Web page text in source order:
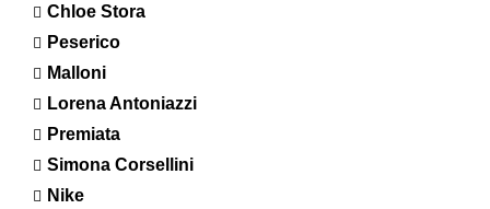
Chloe Stora
Peserico
Malloni
Lorena Antoniazzi
Premiata
Simona Corsellini
Nike